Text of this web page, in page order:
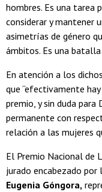
hombres. Es una tarea
considerar y mantener
asimetrías de género
ámbitos. Es una batalla
En atención a los
que “efectivamente
premio, y sin duda
permanente con
relación a las mujeres
El Premio Nacional de
jurado encabezado
Eugenia Góngora,